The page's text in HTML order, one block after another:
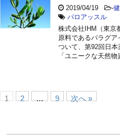
2019/04/19 -
パロアッスル
株式会社IHM（東京
原料であるパラグ
ついて、第92回日
「ユニークな天然
1 2 … 9 次へ »